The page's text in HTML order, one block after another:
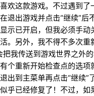
欢这款游戏。不过遇到了
退出游戏并点击“继续”后
示已开启，但我必须手动
。另外，我不得不多次重
把我传送到游戏世界之外
个重新开始检查点的选项
出到主菜单再点击“继续”
乎已经修复了！不过，如